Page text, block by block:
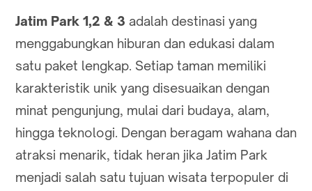
Jatim Park 1,2 & 3 adalah destinasi yang
menggabungkan hiburan dan edukasi dalam
satu paket lengkap. Setiap taman memiliki
karakteristik unik yang disesuaikan dengan
minat pengunjung, mulai dari budaya, alam,
hingga teknologi. Dengan beragam wahana dan
atraksi menarik, tidak heran jika Jatim Park
menjadi salah satu tujuan wisata terpopuler di